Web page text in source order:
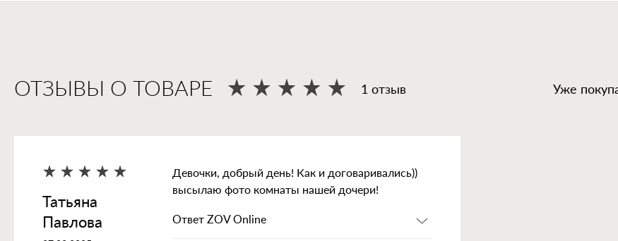
ОТЗЫВЫ О ТОВАРЕ 1 отзыв Уже
Татьяна
Павлова
Девочки, добрый день! Как и договаривались))
высылаю фото комнаты нашей дочери!
Ответ ZOV Online